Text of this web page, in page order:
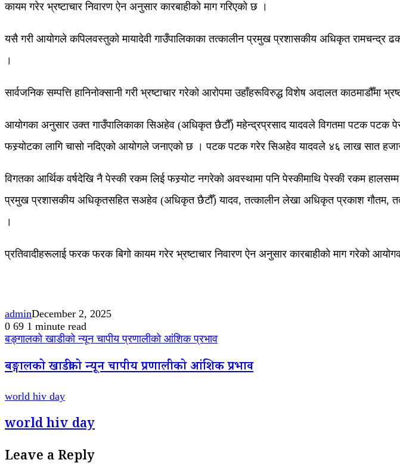
कायम गरेर भ्रष्टाचार निवारण ऐन अनुसार कारबाहीको माग गरिएको छ ।
यसै गरी आयोगले कपिलवस्तुको मायादेवी गाउँपालिकाका तत्कालीन प्रमुख प्रशासकीय अधिकृत रामचन्द्र
।
सार्वजनिक सम्पत्ति हानिनोक्सानी गरी भ्रष्टाचार गरेको आरोपमा उहाँहरूविरुद्ध विशेष अदालत काठमाडौँमा
आयोगका अनुसार उक्त गाउँपालिकाका सिअहेव (अधिकृत छैटौँ) महेन्द्रप्रसाद यादवले विगतमा पटक पटक
फस्र्योटका लागि चासो नदिएको आयोगले जनाएको छ । पटक पटक गरेर सिअहेव यादवले ४६ लाख सात हजार
विगतका आर्थिक वर्षदेखि नै पेस्की रकम लिई फस्र्योट नगरेको अवस्थामा पनि पेस्कीमाथि पेस्की रकम
प्रमुख प्रशासकीय अधिकृतसहित सअहेव (अधिकृत छैटौँ) यादव, तत्कालीन लेखा अधिकृत प्रकाश गौतम,
।
प्रतिवादीहरूलाई फरक फरक बिगो कायम गरेर भ्रष्टाचार निवारण ऐन अनुसार कारबाहीको माग गरेको
adminDecember 2, 2025
0 69 1 minute read
बङ्गालको खाडीको न्यून चापीय प्रणालीको आंशिक प्रभाव
बङ्गालको खाडीको न्यून चापीय प्रणालीको आंशिक प्रभाव
world hiv day
world hiv day
Leave a Reply